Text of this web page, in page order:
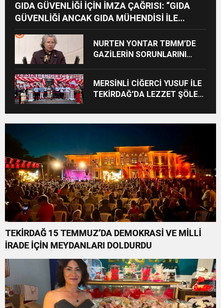
GIDA GÜVENLİĞİ İÇİN İMZA ÇAĞRISI: “GIDA
GÜVENLİĞİ ANCAK GIDA MÜHENDİSİ İLE
MÜMKÜNDÜR”
NURTEN YONTAR TBMM’DE
GAZİLERİN SORUNLARINI
MERSİNLİ CİĞERCİ YUSUF İLE
TEKİRDAĞ’DA LEZZET ŞÖLENİ
TEKİRDAĞ 15 TEMMUZ’DA DEMOKRASİ VE MİLLİ
İRADE İÇİN MEYDANLARI DOLDURDU